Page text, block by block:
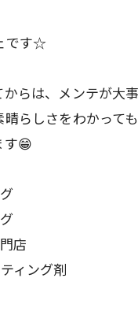
です☆
からは、メンテが大
らしさをわかって
す😁
店
ィング剤